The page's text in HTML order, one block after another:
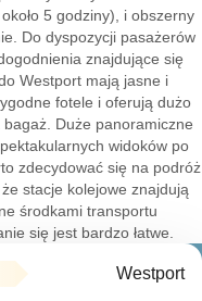
5 godziny), i obszerny
Do dyspozycji pasażerów
znajdujące się
Westport mają jasne i
fotele i oferują dużo
Duże panoramiczne
widoków po
zdecydować się na podróż
stacje kolejowe znajdują
środkami transportu
się jest bardzo łatwe.
Westport